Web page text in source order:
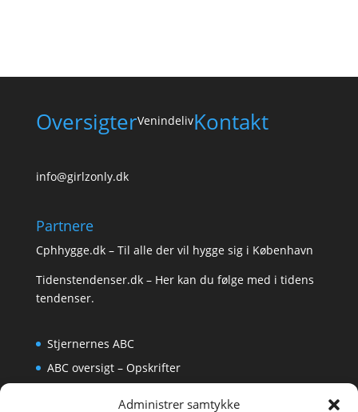
Administrer samtykke
OversigterVenindelivKontakt
info@girlzonly.dk
Partnere
Cphhygge.dk– Til alle der vil hygge sig i København
Tidenstendenser.dk– Her kan du følge med i tidens
tendenser.
Stjernernes ABC
ABC oversigt – Opskrifter